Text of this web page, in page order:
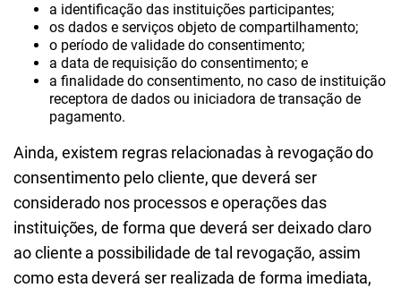
a identificação das instituições participantes;
os dados e serviços objeto de compartilhamento;
o período de validade do consentimento;
a data de requisição do consentimento; e
a finalidade do consentimento, no caso de instituição
receptora de dados ou iniciadora de transação de
pagamento.
Ainda, existem regras relacionadas à revogação do
consentimento pelo cliente, que deverá ser
considerado nos processos e operações das
instituições, de forma que deverá ser deixado claro
ao cliente a possibilidade de tal revogação, assim
como esta deverá ser realizada de forma imediata,